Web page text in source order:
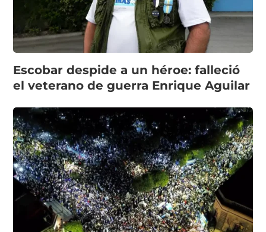
Escobar despide a un héroe: falleció
el veterano de guerra Enrique Aguilar